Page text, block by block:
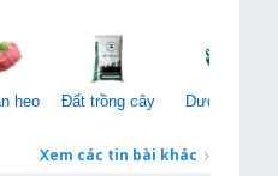
heo Đất trồng cây Dược liệu
Xem các tin bài khác